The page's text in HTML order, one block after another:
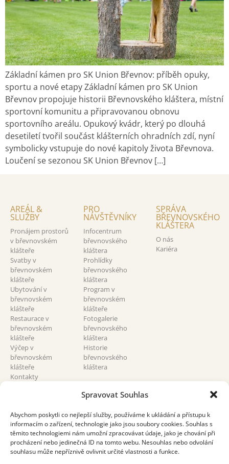
Spravovat Souhlas
Abychom poskytli co nejlepší služby, používáme k ukládání a přístupu k
informacím o zařízení, technologie jako jsou soubory cookies. Souhlas s
těmito technologiemi nám umožní zpracovávat údaje, jako je chování při
procházení nebo jedinečná ID na tomto webu. Nesouhlas nebo odvolání
souhlasu může nepříznivě ovlivnit určité vlastnosti a funkce.
Základní kámen pro SK Union Břevnov: příběh opuky,
sportu a nové etapy Základní kámen pro SK Union
Břevnov propojuje historii Břevnovského kláštera, místní
sportovní komunitu a připravovanou obnovu
sportovního areálu. Opukový kvádr, který po dlouhá
desetiletí tvořil součást klášterních ohradních zdí, nyní
symbolicky vstupuje do nové kapitoly života Břevnova.
Loučení se sezonou SK Union Břevnov […]
AREÁL &
SLUŽBY
Pronájem prostorů
v břevnovském
klášteře
Svatby v
břevnovském
klášteře
Ubytování v
břevnovském
klášteře
Restaurace v
břevnovském
klášteře
Výčep v
břevnovském
klášteře
Kontakty
PRO
NÁVŠTĚVNÍKY
Infocentrum
břevnovského
kláštera
Prohlídky
břevnovského
kláštera
Program v
břevnovském
klášteře
Fotogalerie
břevnovského
kláštera
Historie
břevnovského
kláštera
SPRÁVA
BŘEVNOVSKÉHO
KLÁŠTERA
O nás
Kariéra